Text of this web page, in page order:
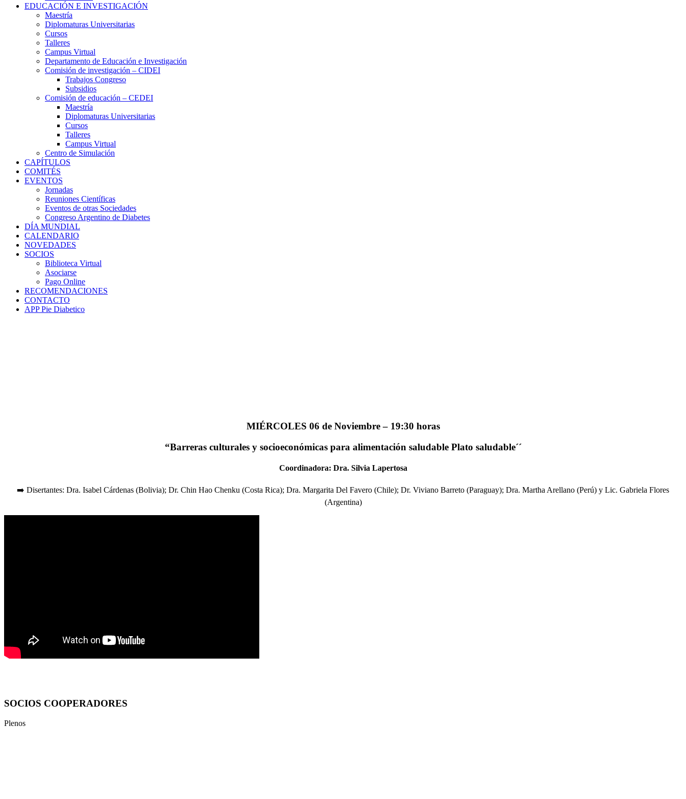
EDUCACIÓN E INVESTIGACIÓN
Maestría
Diplomaturas Universitarias
Cursos
Talleres
Campus Virtual
Departamento de Educación e Investigación
Comisión de investigación – CIDEI
Trabajos Congreso
Subsidios
Comisión de educación – CEDEI
Maestría
Diplomaturas Universitarias
Cursos
Talleres
Campus Virtual
Centro de Simulación
CAPÍTULOS
COMITÉS
EVENTOS
Jornadas
Reuniones Científicas
Eventos de otras Sociedades
Congreso Argentino de Diabetes
DÍA MUNDIAL
CALENDARIO
NOVEDADES
SOCIOS
Biblioteca Virtual
Asociarse
Pago Online
RECOMENDACIONES
CONTACTO
APP Pie Diabetico
MIÉRCOLES 06 de Noviembre – 19:30 horas
“Barreras culturales y socioeconómicas para alimentación saludable Plato saludable´´
Coordinadora: Dra. Silvia Lapertosa
➡️ Disertantes: Dra. Isabel Cárdenas (Bolivia); Dr. Chin Hao Chenku (Costa Rica); Dra. Margarita Del Favero (Chile); Dr. Viviano Barreto (Paraguay); Dra. Martha Arellano (Perú) y Lic. Gabriela Flores
(Argentina)
SOCIOS COOPERADORES
Plenos